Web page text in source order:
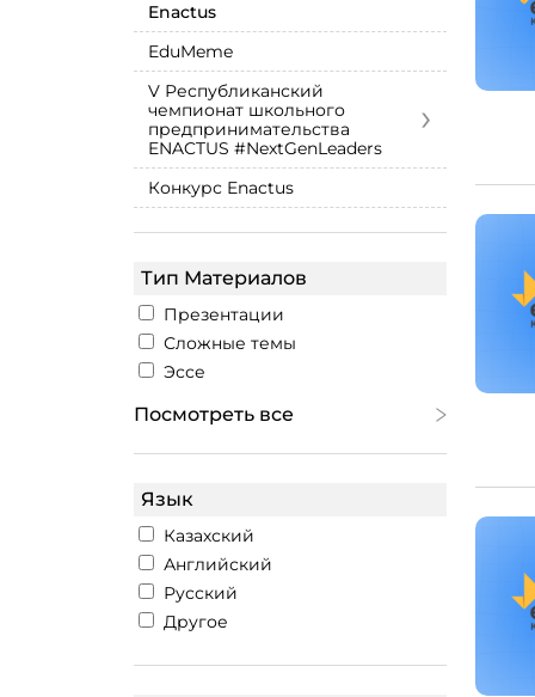
Enactus
EduMeme
V Республиканский
чемпионат школьного
предпринимательства
ENACTUS #NextGenLeaders
›
Конкурс Enactus
Тип Материалов
Презентации
Сложные темы
Эссе
Посмотреть все
Язык
Казахский
Английский
Русский
Другое